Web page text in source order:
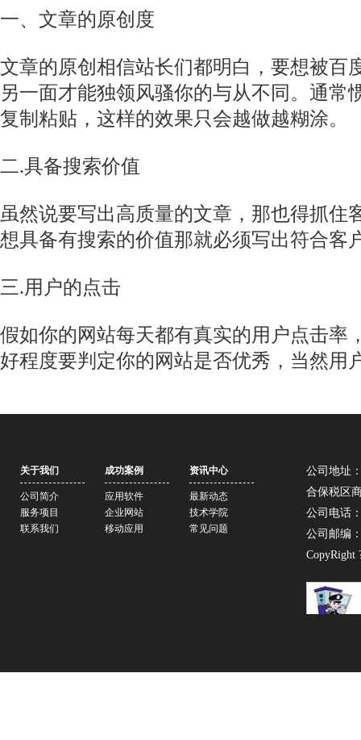
一、文章的原创度
文章的原创相信站长们都明白，要想被百
另一面才能独领风骚你的与从不同。通
复制粘贴，这样的效果只会越做越糊涂。
二.具备搜索价值
虽然说要写出高质量的文章，那也得抓
想具备有搜索的价值那就必须写出符合客
三.用户的点击
假如你的网站每天都有真实的用户点击率
好程度要判定你的网站是否优秀，当然用
关于我们
公司简介
服务项目
联系我们
成功案例
应用软件
企业网站
移动应用
资讯中心
最新动态
技术学院
常见问题
公司地址
合保税区
公司电话
公司邮编
CopyRight